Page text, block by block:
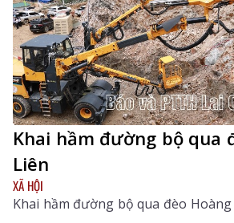
Khai hầm đường bộ qua
Liên
XÃ HỘI
Khai hầm đường bộ qua đèo Hoàng